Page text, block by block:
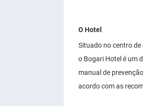
O Hotel
Situado no centro
o Bogari Hotel é um
manual de
acordo com as